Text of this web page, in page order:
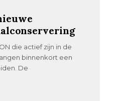
die actief zijn in de
binnenkort een
De